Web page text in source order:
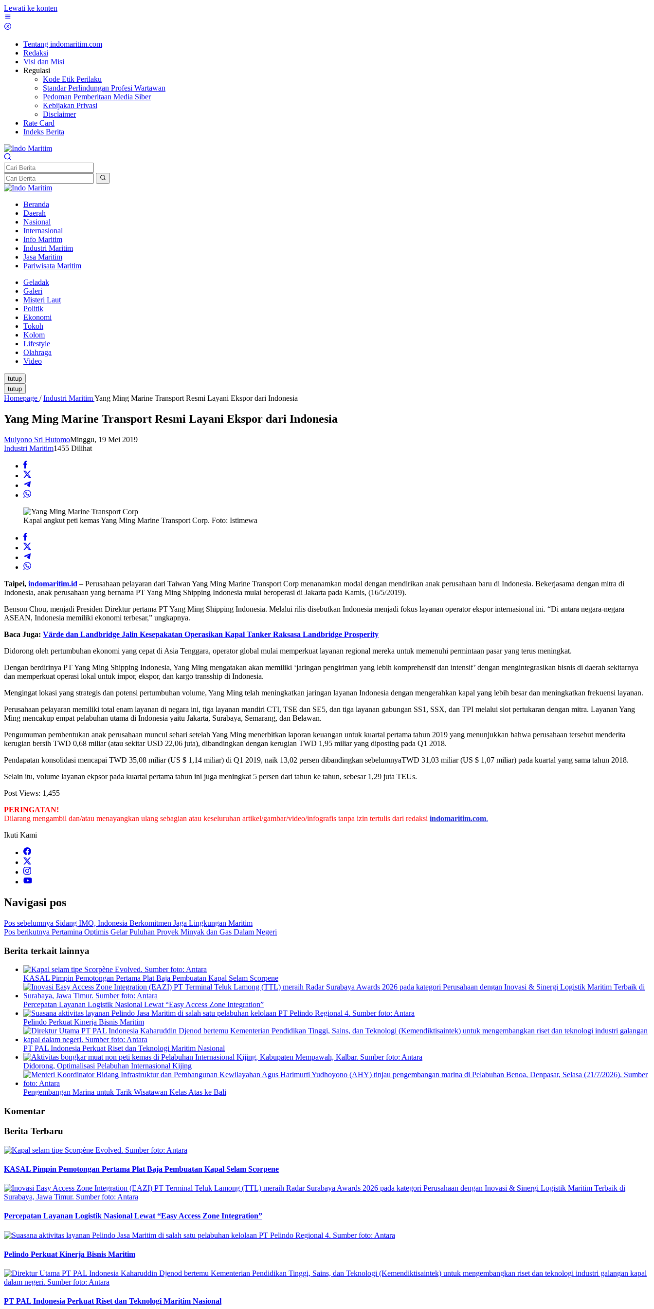
Lewati ke konten
Tentang indomaritim.com
Redaksi
Visi dan Misi
Regulasi
Kode Etik Perilaku
Standar Perlindungan Profesi Wartawan
Pedoman Pemberitaan Media Siber
Kebijakan Privasi
Disclaimer
Rate Card
Indeks Berita
Beranda
Daerah
Nasional
Internasional
Info Maritim
Industri Maritim
Jasa Maritim
Pariwisata Maritim
Geladak
Galeri
Misteri Laut
Politik
Ekonomi
Tokoh
Kolom
Lifestyle
Olahraga
Video
tutup
tutup
Homepage / Industri MaritimYang Ming Marine Transport Resmi Layani Ekspor dari Indonesia
Yang Ming Marine Transport Resmi Layani Ekspor dari Indonesia
Mulyono Sri HutomoMinggu, 19 Mei 2019
Industri Maritim1455 Dilihat
Kapal angkut peti kemas Yang Ming Marine Transport Corp. Foto: Istimewa
Taipei, indomaritim.id – Perusahaan pelayaran dari Taiwan Yang Ming Marine Transport Corp menanamkan modal dengan mendirikan anak perusahaan baru di Indonesia. Bekerjasama dengan mitra di
Indonesia, anak perusahaan yang bernama PT Yang Ming Shipping Indonesia mulai beroperasi di Jakarta pada Kamis, (16/5/2019).
Benson Chou, menjadi Presiden Direktur pertama PT Yang Ming Shipping Indonesia. Melalui rilis disebutkan Indonesia menjadi fokus layanan operator ekspor internasional ini. “Di antara negara-negara
ASEAN, Indonesia memiliki ekonomi terbesar,” ungkapnya.
Baca Juga: Värde dan Landbridge Jalin Kesepakatan Operasikan Kapal Tanker Raksasa Landbridge Prosperity
Didorong oleh pertumbuhan ekonomi yang cepat di Asia Tenggara, operator global mulai memperkuat layanan regional mereka untuk memenuhi permintaan pasar yang terus meningkat.
Dengan berdirinya PT Yang Ming Shipping Indonesia, Yang Ming mengatakan akan memiliki ‘jaringan pengiriman yang lebih komprehensif dan intensif’ dengan mengintegrasikan bisnis di daerah sekitarnya
dan memperkuat operasi lokal untuk impor, ekspor, dan kargo transship di Indonesia.
Mengingat lokasi yang strategis dan potensi pertumbuhan volume, Yang Ming telah meningkatkan jaringan layanan Indonesia dengan mengerahkan kapal yang lebih besar dan meningkatkan frekuensi layanan.
Perusahaan pelayaran memiliki total enam layanan di negara ini, tiga layanan mandiri CTI, TSE dan SE5, dan tiga layanan gabungan SS1, SSX, dan TPI melalui slot pertukaran dengan mitra. Layanan Yang
Ming mencakup empat pelabuhan utama di Indonesia yaitu Jakarta, Surabaya, Semarang, dan Belawan.
Pengumuman pembentukan anak perusahaan muncul sehari setelah Yang Ming menerbitkan laporan keuangan untuk kuartal pertama tahun 2019 yang menunjukkan bahwa perusahaan tersebut menderita
kerugian bersih TWD 0,68 miliar (atau sekitar USD 22,06 juta), dibandingkan dengan kerugian TWD 1,95 miliar yang diposting pada Q1 2018.
Pendapatan konsolidasi mencapai TWD 35,08 miliar (US $ 1,14 miliar) di Q1 2019, naik 13,02 persen dibandingkan sebelumnyaTWD 31,03 miliar (US $ 1,07 miliar) pada kuartal yang sama tahun 2018.
Selain itu, volume layanan ekpsor pada kuartal pertama tahun ini juga meningkat 5 persen dari tahun ke tahun, sebesar 1,29 juta TEUs.
Post Views: 1,455
PERINGATAN!
Dilarang mengambil dan/atau menayangkan ulang sebagian atau keseluruhan artikel/gambar/video/infografis tanpa izin tertulis dari redaksi indomaritim.com.
Ikuti Kami
Navigasi pos
Pos sebelumnya Sidang IMO, Indonesia Berkomitmen Jaga Lingkungan Maritim
Pos berikutnya Pertamina Optimis Gelar Puluhan Proyek Minyak dan Gas Dalam Negeri
Berita terkait lainnya
KASAL Pimpin Pemotongan Pertama Plat Baja Pembuatan Kapal Selam Scorpene
Percepatan Layanan Logistik Nasional Lewat “Easy Access Zone Integration”
Pelindo Perkuat Kinerja Bisnis Maritim
PT PAL Indonesia Perkuat Riset dan Teknologi Maritim Nasional
Didorong, Optimalisasi Pelabuhan Internasional Kijing
Pengembangan Marina untuk Tarik Wisatawan Kelas Atas ke Bali
Komentar
Berita Terbaru
KASAL Pimpin Pemotongan Pertama Plat Baja Pembuatan Kapal Selam Scorpene
Percepatan Layanan Logistik Nasional Lewat “Easy Access Zone Integration”
Pelindo Perkuat Kinerja Bisnis Maritim
PT PAL Indonesia Perkuat Riset dan Teknologi Maritim Nasional